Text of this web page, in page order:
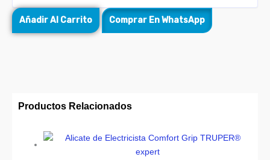
Añadir Al Carrito Comprar En WhatsApp
Productos Relacionados